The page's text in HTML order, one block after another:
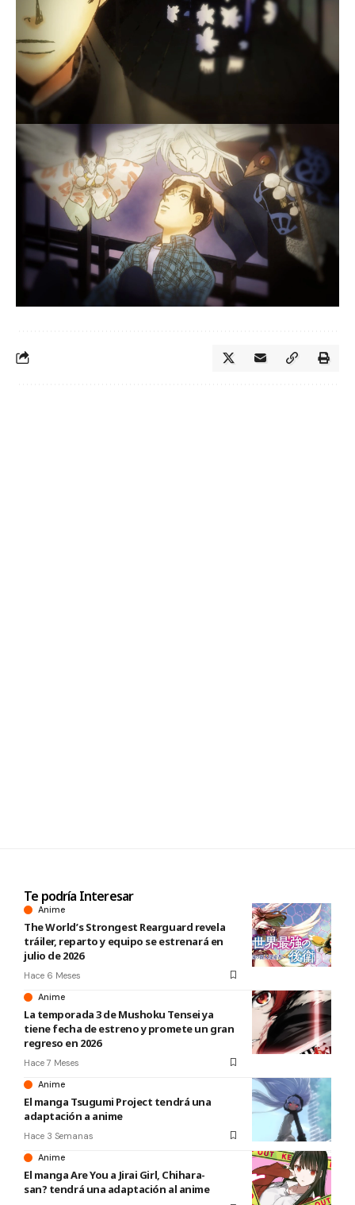
Te podría Interesar
Anime
The World’s Strongest Rearguard revela
tráiler, reparto y equipo se estrenará en
julio de 2026
Hace 6 Meses
Anime
La temporada 3 de Mushoku Tensei ya
tiene fecha de estreno y promete un gran
regreso en 2026
Hace 7 Meses
Anime
El manga Tsugumi Project tendrá una
adaptación a anime
Hace 3 Semanas
Anime
El manga Are You a Jirai Girl, Chihara-
san? tendrá una adaptación al anime